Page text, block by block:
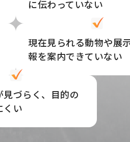
に伝わっていない
現在見られる動物や展
報を案内できていない
づらく、目的の
くい